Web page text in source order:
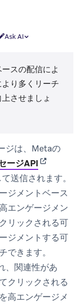
Ask AI
スの配信によ
り多くリーチ
させましょ
ジは、Metaの
ージAPI (opens in
送信されます。
ジメントベース
エンゲージメン
リックされる可
ジメントする可
できます。
、関連性があ
クリックされる
高エンゲージメ